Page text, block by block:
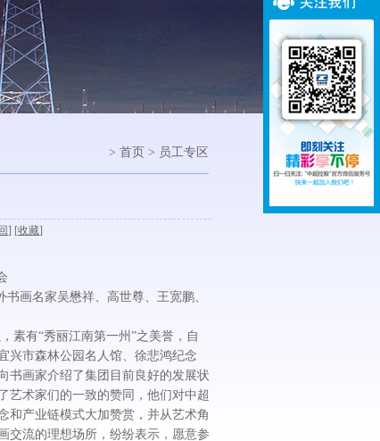
> 首页 > 员工专区
] [收藏]
画名家吴懋祥、高世尊、王宽鹏、
有“秀丽江南第一州”之美誉，自
兴市森林公园名人馆、徐悲鸿纪念
书画家介绍了集团目前良好的发展状
艺术家们的一致的赞同，他们对中超
和产业链模式大加赞赏，并从艺术角
交流的理想场所，纷纷表示，愿意参